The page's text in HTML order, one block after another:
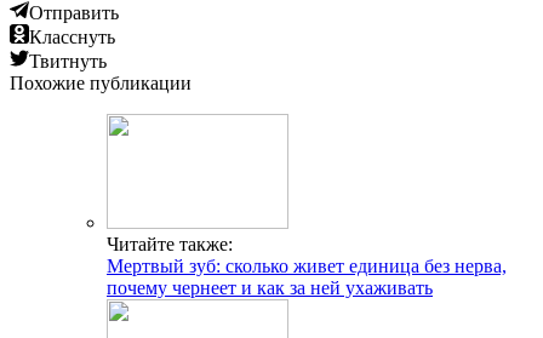
Отправить
Класснуть
Твитнуть
Похожие публикации
Читайте также:
Мертвый зуб: сколько живет единица без нерва,
почему чернеет и как за ней ухаживать